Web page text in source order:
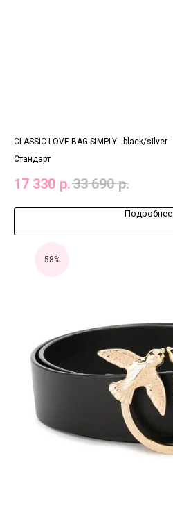
CLASSIC LOVE BAG SIMPLY - black/silver
Стандарт
17 330 р.33 690 р.
Подробнее
58%